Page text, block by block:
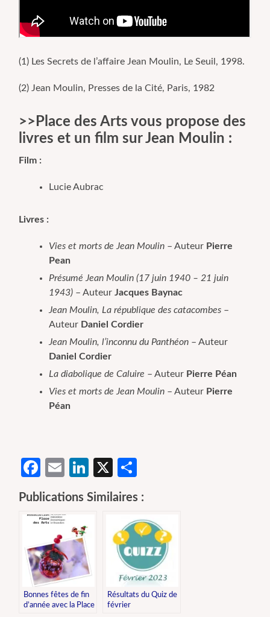
(1) Les Secrets de l’affaire Jean Moulin, Le Seuil, 1998.
(2) Jean Moulin, Presses de la Cité, Paris, 1982
>>Place des Arts vous propose des
livres et un film sur Jean Moulin :
Film :
Lucie Aubrac
Livres :
Vies et morts de Jean Moulin – Auteur Pierre
Pean
Présumé Jean Moulin (17 juin 1940 – 21 juin
1943) – AuteurJacques Baynac
Jean Moulin, La république des catacombes –
Auteur Daniel Cordier
Jean Moulin, l’inconnu du Panthéon – Auteur
Daniel Cordier
La diabolique de Caluire – Auteur Pierre Péan
Vies et morts de Jean Moulin – Auteur Pierre
Péan
Facebook
EmailLinkedIn
X
Publications Similaires :
Bonnes fêtes de fin
d’année avec la Place
Résultats du Quiz de
février